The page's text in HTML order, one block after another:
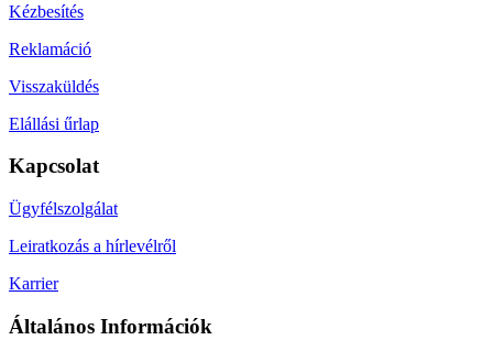
Kézbesítés
Reklamáció
Visszaküldés
Elállási űrlap
Kapcsolat
Ügyfélszolgálat
Leiratkozás a hírlevélről
Karrier
Általános Információk